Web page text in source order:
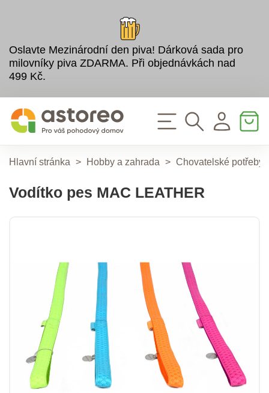
Oslavte Mezinárodní den piva! Dárková sada pro
milovníky piva ZDARMA. Při objednávkách nad
499 Kč.
Hlavní stránka > Hobby a zahrada > Chovatelské potřeby
Vodítko pes MAC LEATHER